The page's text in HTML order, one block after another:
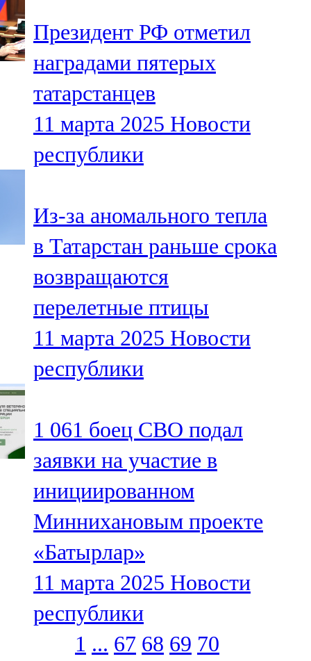
Президент РФ отметил
наградами пятерых
татарстанцев
11 марта 2025 Новости
республики
Из-за аномального тепла
в Татарстан раньше срока
возвращаются
перелетные птицы
11 марта 2025 Новости
республики
1 061 боец СВО подал
заявки на участие в
инициированном
Миннихановым проекте
«Батырлар»
11 марта 2025 Новости
республики
1 ... 67 68 69 70